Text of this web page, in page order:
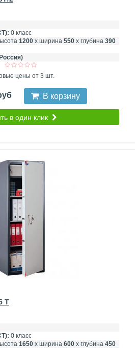
0 класс
1200 х ширина 550 х глубина 390
цены от 3 шт.
В корзину
в один клик
T
0 класс
1650 х ширина 600 х глубина 450